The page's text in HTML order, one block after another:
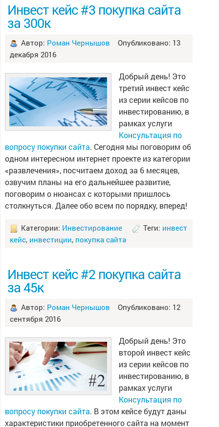
Инвест кейс #3 покупка сайта
за 300к
Автор: Роман Чернышов Опубликовано: 13
декабря 2016
Добрый день! Это
третий инвест кейс
из серии кейсов по
инвестированию, в
рамках услуги
Консультация по
вопросу покупки сайта. Сегодня мы поговорим об
одном интересном интернет проекте из категории
«развлечения», посчитаем доход за 6 месяцев,
озвучим планы на его дальнейшее развитие,
поговорим о нюансах с которыми пришлось
столкнуться. Далее обо всем по порядку, вперед!
Категории: Инвестирование Теги: инвест
кейс, инвестиции, покупка сайта
Инвест кейс #2 покупка сайта
за 45к
Автор: Роман Чернышов Опубликовано: 12
сентября 2016
Добрый день! Это
второй инвест кейс
из серии кейсов по
инвестированию, в
рамках услуги
Консультация по
вопросу покупки сайта. В этом кейсе будут даны
характеристики приобретенного сайта на момент